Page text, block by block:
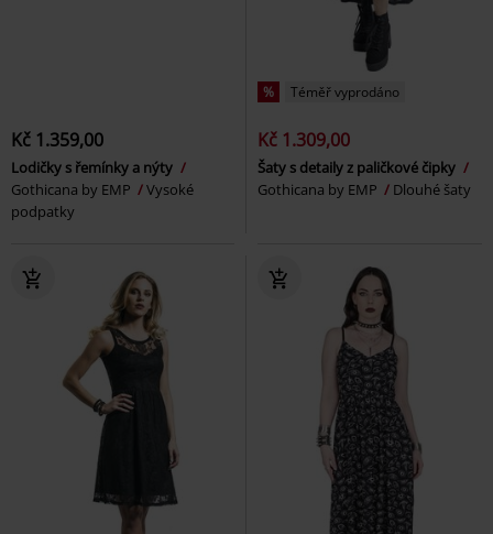
Kč 1.359,00
Lodičky s řemínky a nýty
Gothicana by EMP
Vysoké
podpatky
% Téměř vyprodáno
Kč 1.309,00
Šaty s detaily z paličkové čipky
Gothicana by EMP
Dlouhé šaty